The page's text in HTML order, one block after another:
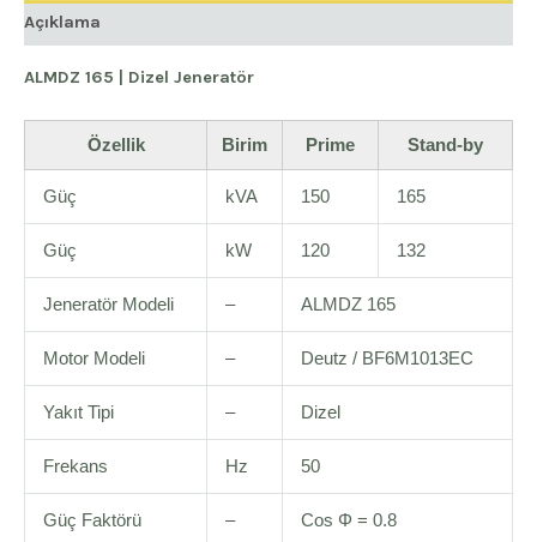
Açıklama
ALMDZ 165 | Dizel Jeneratör
Özellik Birim Prime Stand-by
Güç kVA 150 165
Güç kW 120 132
Jeneratör Modeli – ALMDZ 165
Motor Modeli – Deutz / BF6M1013EC
Yakıt Tipi – Dizel
Frekans Hz 50
Güç Faktörü – Cos Φ = 0.8